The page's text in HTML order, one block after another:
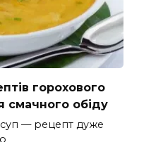
горохового
смачного обіду
— рецепт дуже